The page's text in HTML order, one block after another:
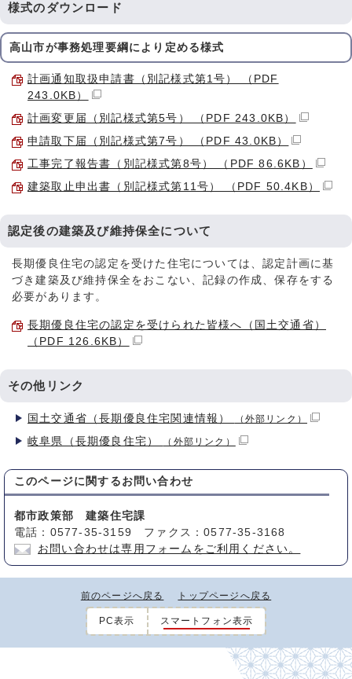
様式のダウンロード
高山市が事務処理要綱により定める様式
計画通知取扱申請書（別記様式第1号） （PDF
243.0KB）
計画変更届（別記様式第5号） （PDF 243.0KB）
申請取下届（別記様式第7号） （PDF 43.0KB）
工事完了報告書（別記様式第8号） （PDF 86.6KB）
建築取止申出書（別記様式第11号） （PDF 50.4KB）
認定後の建築及び維持保全について
長期優良住宅の認定を受けた住宅については、認定計画に基
づき建築及び維持保全をおこない、記録の作成、保存をする
必要があります。
長期優良住宅の認定を受けられた皆様へ（国土交通省）
（PDF 126.6KB）
その他リンク
国土交通省（長期優良住宅関連情報） （外部リンク）
岐阜県（長期優良住宅） （外部リンク）
このページに関する お問い合わせ
都市政策部 建築住宅課
電話：0577-35-3159 ファクス：0577-35-3168
お問い合わせは専用フォームをご利用ください。
前のページへ戻る トップページへ戻る
PC表示 スマートフォン表示